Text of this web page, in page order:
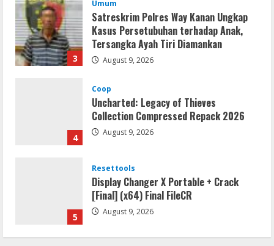
3
Umum
Satreskrim Polres Way Kanan Ungkap
Kasus Persetubuhan terhadap Anak,
Tersangka Ayah Tiri Diamankan
August 9, 2026
4
Coop
Uncharted: Legacy of Thieves
Collection Compressed Repack 2026
August 9, 2026
5
Resettools
Display Changer X Portable + Crack
[Final] (x64) Final FileCR
August 9, 2026